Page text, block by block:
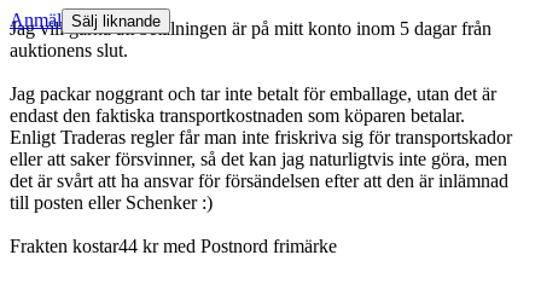
Jag vill gärna att betalningen är på mitt konto inom 5 dagar från
auktionens slut.
Jag packar noggrant och tar inte betalt för emballage, utan det är
endast den faktiska transportkostnaden som köparen betalar.
Enligt Traderas regler får man inte friskriva sig för transportskador
eller att saker försvinner, så det kan jag naturligtvis inte göra, men
det är svårt att ha ansvar för försändelsen efter att den är inlämnad
till posten eller Schenker :)
Frakten kostar44 kr med Postnord frimärke
Anmäl Sälj liknande